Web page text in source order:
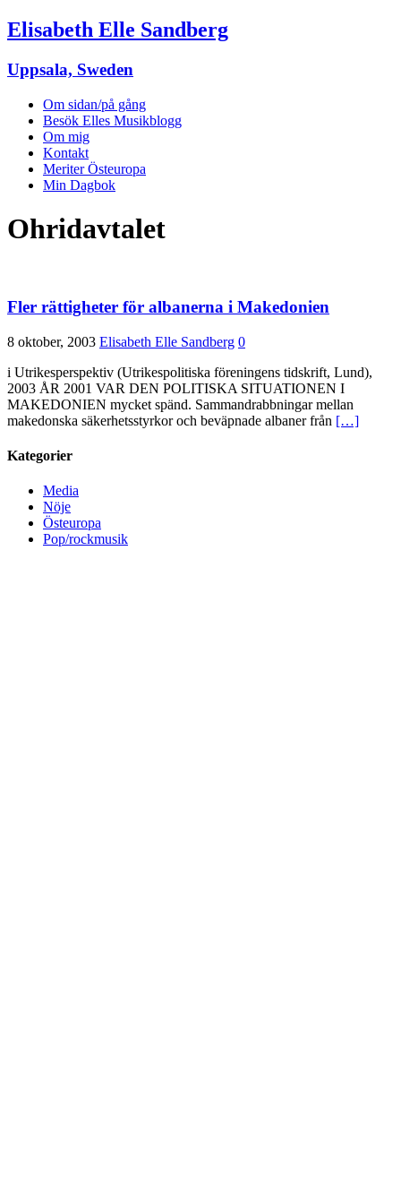
Elisabeth Elle Sandberg
Uppsala, Sweden
Om sidan/på gång
Besök Elles Musikblogg
Om mig
Kontakt
Meriter Östeuropa
Min Dagbok
Ohridavtalet
Fler rättigheter för albanerna i Makedonien
8 oktober, 2003 Elisabeth Elle Sandberg 0
i Utrikesperspektiv (Utrikespolitiska föreningens tidskrift, Lund),
2003 ÅR 2001 VAR DEN POLITISKA SITUATIONEN I
MAKEDONIEN mycket spänd. Sammandrabbningar mellan
makedonska säkerhetsstyrkor och beväpnade albaner från […]
Kategorier
Media
Nöje
Östeuropa
Pop/rockmusik